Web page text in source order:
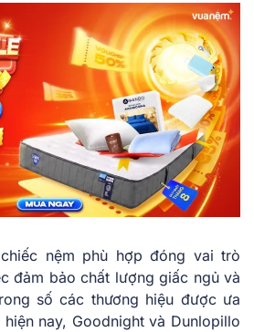
nệm phù hợp đóng vai trò
đảm bảo chất lượng giấc ngủ và
số các thương hiệu được ưa
nay, Goodnight và Dunlopillo